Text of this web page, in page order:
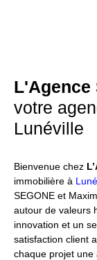
L'Agence
votre
Lunéville
Bienvenue chez
immobilière à
SEGONE et
autour de valeurs
innovation et un
satisfaction client
chaque projet une